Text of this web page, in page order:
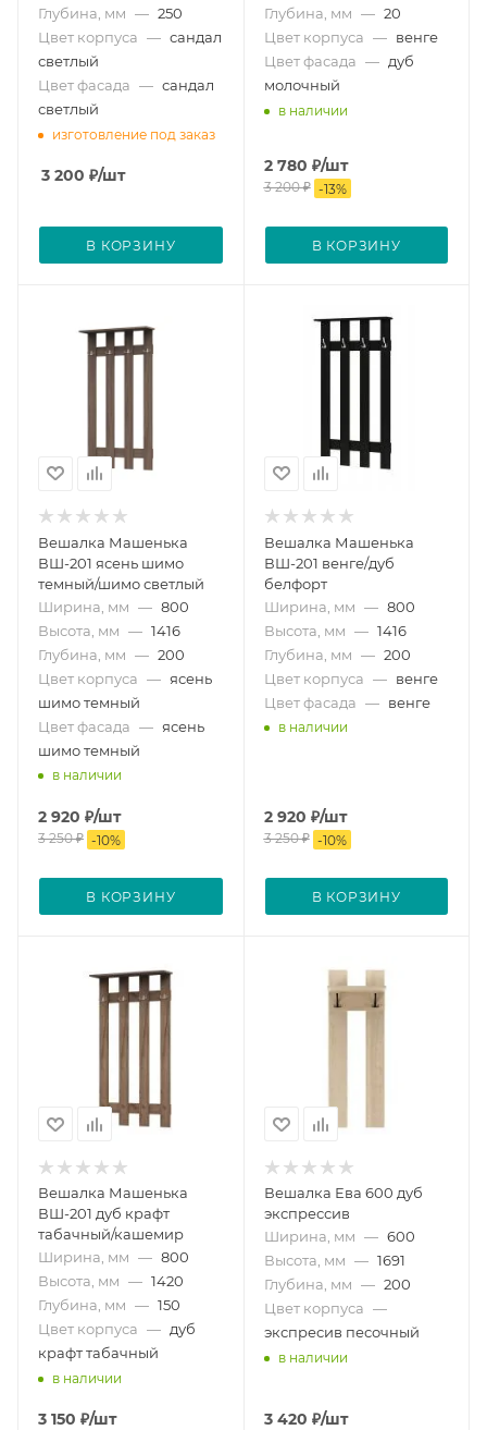
Глубина, мм — 250
Цвет корпуса — сандал
светлый
Цвет фасада — сандал
светлый
изготовление под заказ
3 200 ₽/шт
В КОРЗИНУ
Глубина, мм — 20
Цвет корпуса — венге
Цвет фасада — дуб
молочный
в наличии
2 780 ₽/шт
3 200₽ -13%
В КОРЗИНУ
Вешалка Машенька
ВШ-201 ясень шимо
темный/шимо светлый
Ширина, мм — 800
Высота, мм — 1416
Глубина, мм — 200
Цвет корпуса — ясень
шимо темный
Цвет фасада — ясень
шимо темный
в наличии
2 920 ₽/шт
3 250₽ -10%
В КОРЗИНУ
Вешалка Машенька
ВШ-201 венге/дуб
белфорт
Ширина, мм — 800
Высота, мм — 1416
Глубина, мм — 200
Цвет корпуса — венге
Цвет фасада — венге
в наличии
2 920 ₽/шт
3 250₽ -10%
В КОРЗИНУ
Вешалка Машенька
ВШ-201 дуб крафт
табачный/кашемир
Ширина, мм — 800
Высота, мм — 1420
Глубина, мм — 150
Цвет корпуса — дуб
крафт табачный
в наличии
3 150 ₽/шт
Вешалка Ева 600 дуб
экспрессив
Ширина, мм — 600
Высота, мм — 1691
Глубина, мм — 200
Цвет корпуса —
экспресив песочный
в наличии
3 420 ₽/шт